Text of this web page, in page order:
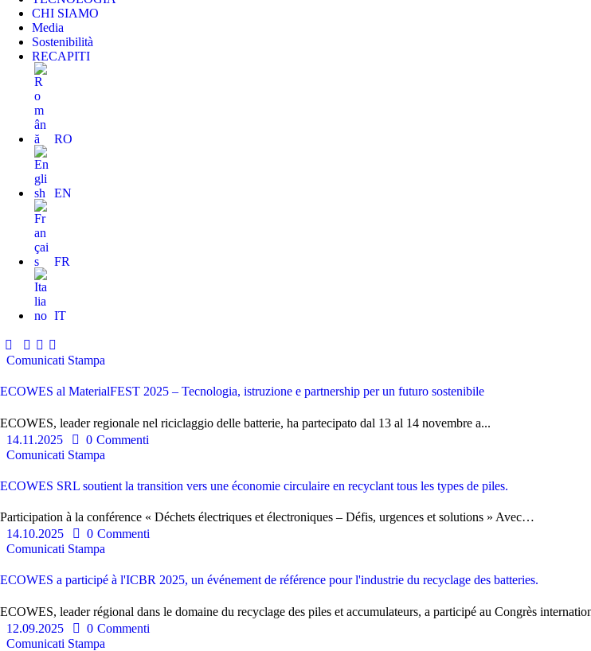
CHI SIAMO
Media
Sostenibilità
RECAPITI
RO
EN
FR
IT
Comunicati Stampa
ECOWES al MaterialFEST 2025 – Tecnologia, istruzione e partnership per un futuro sostenibile
ECOWES, leader regionale nel riciclaggio delle batterie, ha partecipato dal 13 al 14 novembre a...
14.11.2025
0 Commenti
Comunicati Stampa
ECOWES SRL soutient la transition vers une économie circulaire en recyclant tous les types de piles.
Participation à la conférence « Déchets électriques et électroniques – Défis, urgences et solutions » Avec…
14.10.2025
0 Commenti
Comunicati Stampa
ECOWES a participé à l'ICBR 2025, un événement de référence pour l'industrie du recyclage des batteries.
ECOWES, leader régional dans le domaine du recyclage des piles et accumulateurs, a participé au Congrès
12.09.2025
0 Commenti
Comunicati Stampa